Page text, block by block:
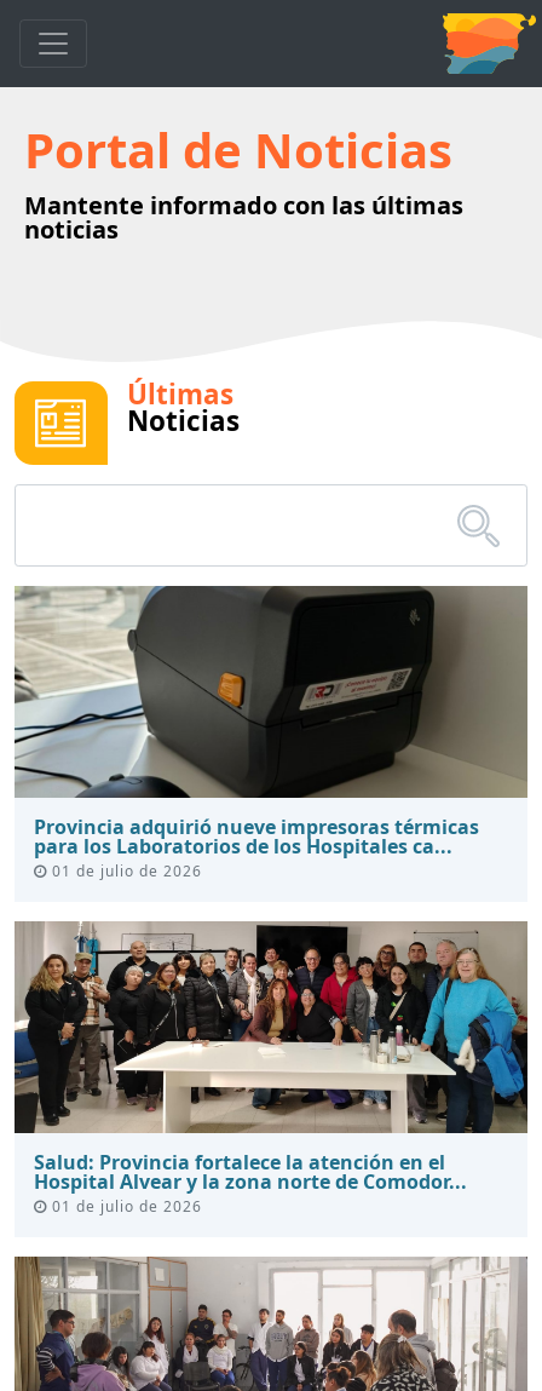
Portal de Noticias
Mantente informado con las últimas
noticias
Últimas
Noticias
Provincia adquirió nueve impresoras térmicas
para los Laboratorios de los Hospitales ca...
01 de julio de 2026
Salud: Provincia fortalece la atención en el
Hospital Alvear y la zona norte de Comodor...
01 de julio de 2026